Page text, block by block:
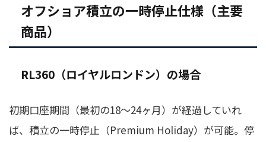
オフショア積立の一時停止仕様（主要
商品）
RL360（ロイヤルロンドン）の場合
初期口座期間（最初の18〜24ヶ月）が経過していれ
ば、積立の一時停止（Premium Holiday）が可能。停